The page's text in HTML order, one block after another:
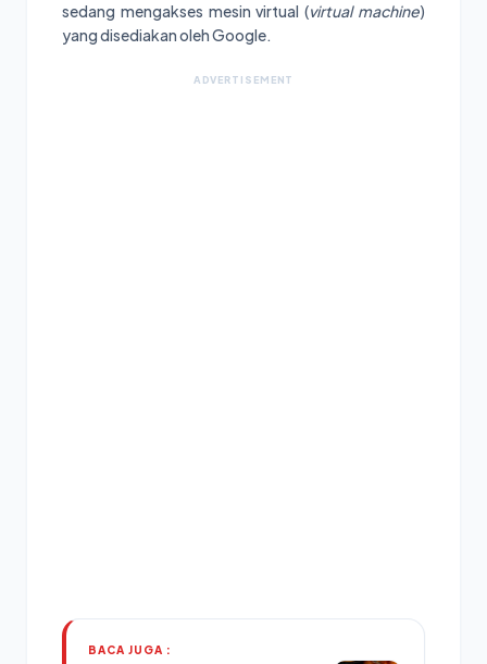
sedang mengakses mesin virtual (virtual machine)
yang disediakan oleh Google.
ADVERTISEMENT
BACA JUGA :